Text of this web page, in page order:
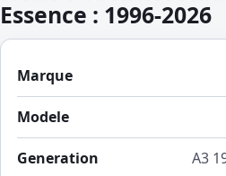
Essence : 1996-2026
Marque
Modele
Generation A3